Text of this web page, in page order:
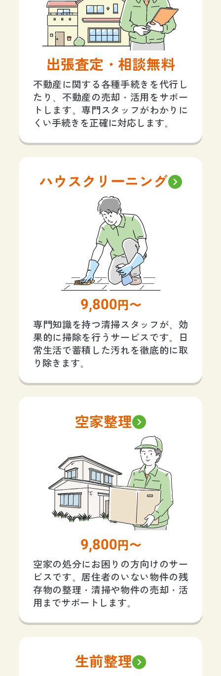
出張査定・相談無料
不動産に関する各種手続きを代行し
たり、不動産の売却・活用をサポー
トします。専門スタッフがわかりに
くい手続きを正確に対応します。
ハウスクリーニング
9,800 円〜
専門知識を持つ清掃スタッフが、効
果的に掃除を行うサービスです。日
常生活で蓄積した汚れを徹底的に取
り除きます。
空家整理
9,800 円〜
空家の処分にお困りの方向けのサー
ビスです。居住者のいない物件の残
存物の整理・清掃や物件の売却・活
用までサポートします。
生前整理